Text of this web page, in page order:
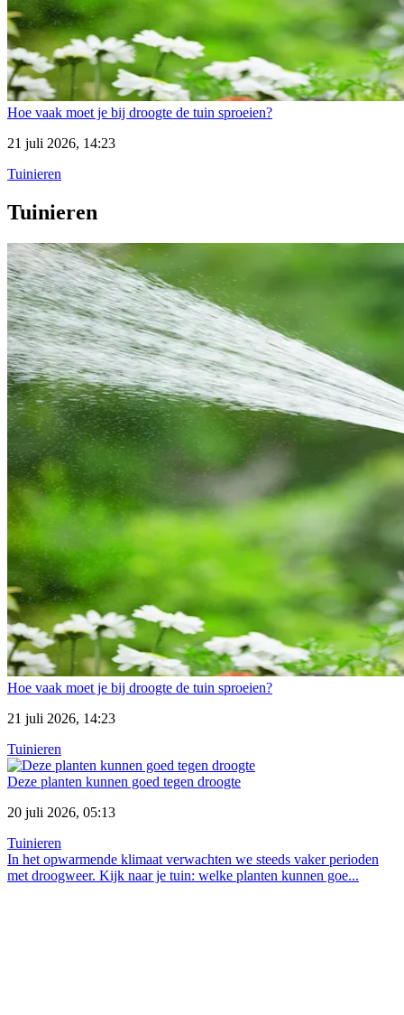
Hoe vaak moet je bij droogte de tuin sproeien?
21 juli 2026, 14:23
Tuinieren
Tuinieren
Hoe vaak moet je bij droogte de tuin sproeien?
21 juli 2026, 14:23
Tuinieren
Deze planten kunnen goed tegen droogte
20 juli 2026, 05:13
Tuinieren
In het opwarmende klimaat verwachten we steeds vaker perioden
met droogweer. Kijk naar je tuin: welke planten kunnen goe...